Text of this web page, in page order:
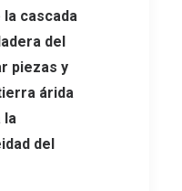
la cascada
del
piezas y
árida
la
del